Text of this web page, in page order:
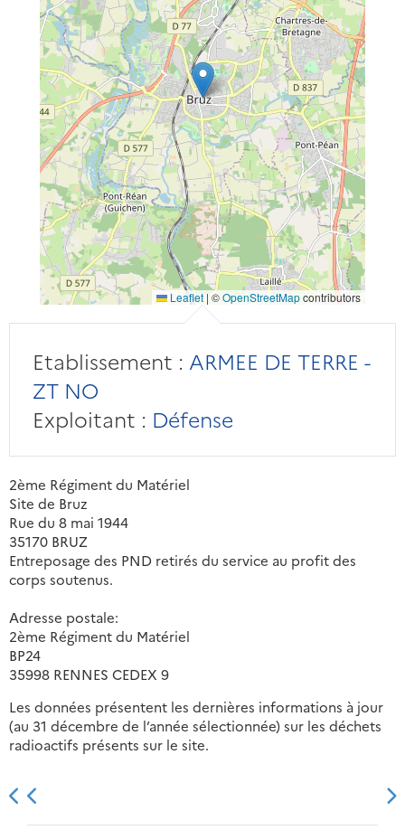
Leaflet | ©OpenStreetMapcontributors
Etablissement : ARMEE DE TERRE -
ZT NO
Exploitant : Défense
2ème Régiment du Matériel
Site de Bruz
Rue du 8 mai 1944
35170 BRUZ
Entreposage des PND retirés du service au profit des
corps soutenus.
Adresse postale:
2ème Régiment du Matériel
BP24
35998 RENNES CEDEX 9
Les données présentent les dernières informations à jour
(au 31 décembre de l’année sélectionnée) sur les déchets
radioactifs présents sur le site.